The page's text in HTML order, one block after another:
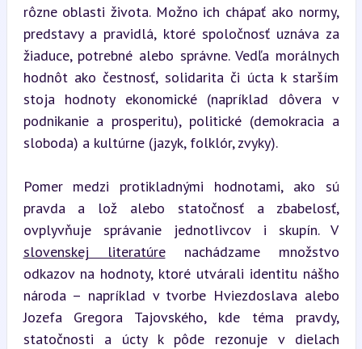
rôzne oblasti života. Možno ich chápať ako normy,
predstavy a pravidlá, ktoré spoločnosť uznáva za
žiaduce, potrebné alebo správne. Vedľa morálnych
hodnôt ako čestnosť, solidarita či úcta k starším
stoja hodnoty ekonomické (napríklad dôvera v
podnikanie a prosperitu), politické (demokracia a
sloboda) a kultúrne (jazyk, folklór, zvyky).
Pomer medzi protikladnými hodnotami, ako sú
pravda a lož alebo statočnosť a zbabelosť,
slovenskej literatúre nachádzame množstvo
odkazov na hodnoty, ktoré utvárali identitu nášho
národa – napríklad v tvorbe Hviezdoslava alebo
Jozefa Gregora Tajovského, kde téma pravdy,
statočnosti a úcty k pôde rezonuje v dielach